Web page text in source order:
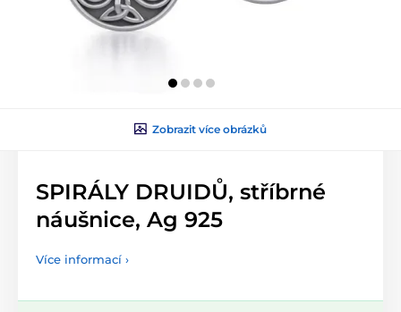
Zobrazit více obrázků
SPIRÁLY DRUIDŮ, stříbrné
náušnice, Ag 925
Více informací ›